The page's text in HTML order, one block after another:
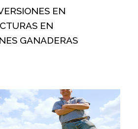
EN
EN
GANADERAS